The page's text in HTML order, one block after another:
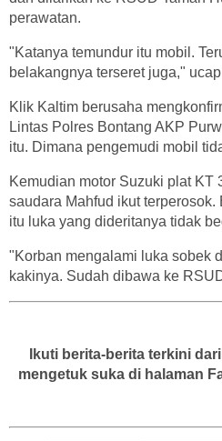
perawatan.
"Katanya temundur itu mobil.
belakangnya terseret juga,"
Klik Kaltim berusaha
Lintas Polres Bontang AKP
itu. Dimana pengemudi mobil
Kemudian motor Suzuki plat KT
saudara Mahfud ikut
itu luka yang dideritanya tidak
"Korban mengalami luka sobek
kakinya. Sudah dibawa ke
Ikuti berita-berita terkini
mengetuk suka di halaman